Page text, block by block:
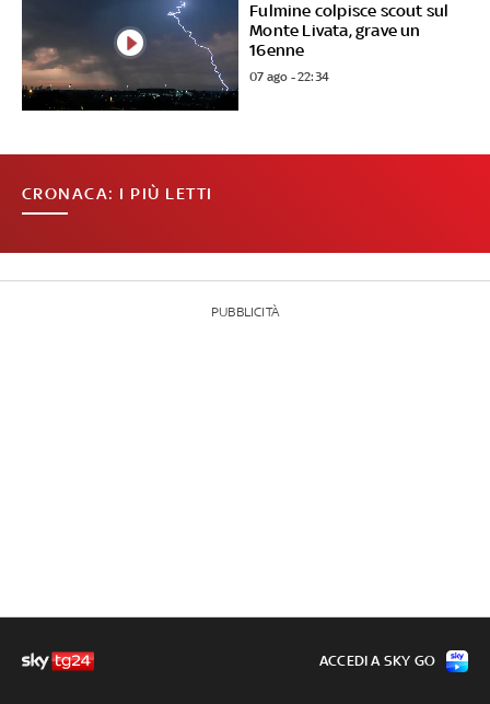
Fulmine colpisce scout sul
Monte Livata, grave un
16enne
07 ago - 22:34
CRONACA: I PIÙ LETTI
PUBBLICITÀ
ACCEDI A SKY GO